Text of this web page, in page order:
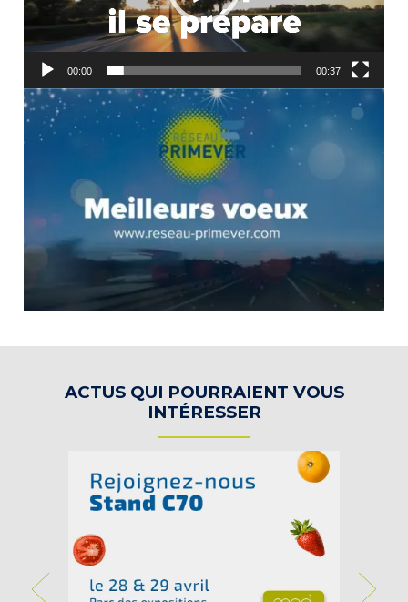
00:00 00:37
ACTUS QUI POURRAIENT VOUS
INTÉRESSER